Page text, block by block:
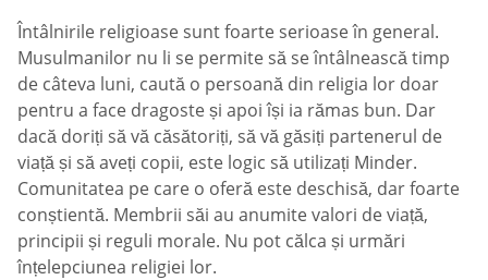
Întâlnirile religioase sunt foarte serioase în general.
Musulmanilor nu li se permite să se întâlnească timp
de câteva luni, caută o persoană din religia lor doar
pentru a face dragoste și apoi își ia rămas bun. Dar
dacă doriți să vă căsătoriți, să vă găsiți partenerul de
viață și să aveți copii, este logic să utilizați Minder.
Comunitatea pe care o oferă este deschisă, dar foarte
conștientă. Membrii săi au anumite valori de viață,
principii și reguli morale. Nu pot călca și urmări
înțelepciunea religiei lor.